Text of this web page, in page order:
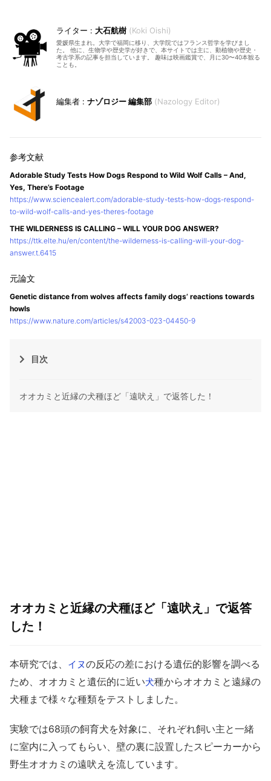
大石航樹 Koki Oishi
愛媛県生まれ。大学で福岡に移り、大学院ではフランス哲学を学びまし
た。 他に、生物学や歴史学が好きで、本サイトでは主に、動植物や歴史・
考古学系の記事を担当しています。 趣味は映画鑑賞で、月に30〜40本観る
ことも。
ナゾロジー 編集部 Nazology Editor
Adorable Study Tests How Dogs Respond to Wild Wolf Calls – And,
Yes, There’s Footage
https://www.sciencealert.com/adorable-study-tests-how-dogs-respond-
to-wild-wolf-calls-and-yes-theres-footage
THE WILDERNESS IS CALLING – WILL YOUR DOG ANSWER?
https://ttk.elte.hu/en/content/the-wilderness-is-calling-will-your-dog-
answer.t.6415
Genetic distance from wolves affects family dogs’ reactions towards
howls
https://www.nature.com/articles/s42003-023-04450-9
目次
オオカミと近縁の犬種ほど「遠吠え」で返答した！
オオカミと近縁の犬種ほど「遠吠え」で返答
した！
本研究では、 イヌの反応の差における遺伝的影響を調べる
ため、オオカミと遺伝的に近い犬種からオオカミと遠縁の
犬種まで様々な種類をテストしました。
実験では68頭の飼育犬を対象に、それぞれ飼い主と一緒
に室内に入ってもらい、壁の裏に設置したスピーカーから
野生オオカミの遠吠えを流しています。